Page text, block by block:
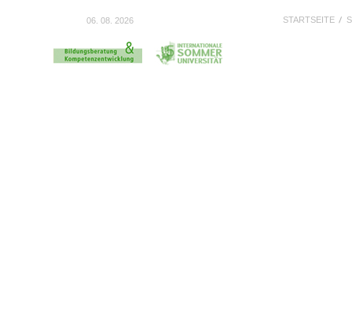
06. 08. 2026 STARTSEITE